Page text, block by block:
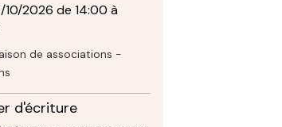
10/2026 de 14:00 à
de associations -
d'écriture